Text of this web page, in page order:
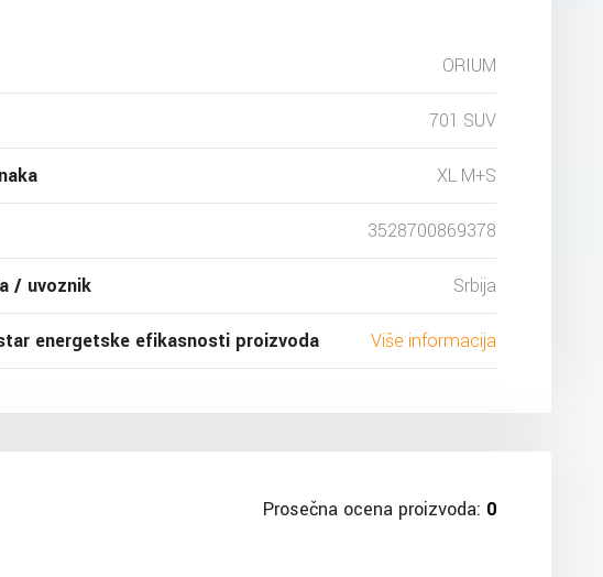
ORIUM
701 SUV
XL M+S
3528700869378
/ uvoznik Srbija
energetske efikasnosti proizvoda Više informacija
Prosečna ocena proizvoda: 0